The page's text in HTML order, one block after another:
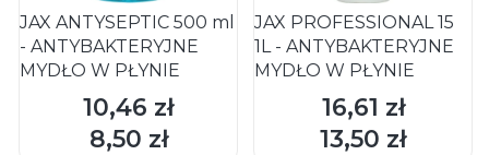
JAX ANTYSEPTIC 500 ml
- ANTYBAKTERYJNE
MYDŁO W PŁYNIE
Cena
10,46 zł
Cena
8,50 zł
DO KOSZYKA
JAX PROFESSIONAL 15
1L - ANTYBAKTERYJNE
MYDŁO W PŁYNIE
Cena
16,61 zł
Cena
13,50 zł
DO KOSZYKA